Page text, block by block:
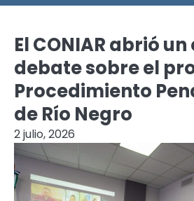
El CONIAR abrió
debate sobre el
Procedimiento
de Río Negro
2 julio, 2026